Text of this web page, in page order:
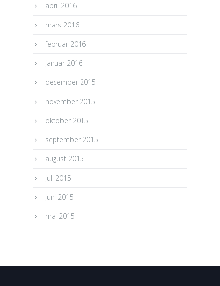
april 2016
mars 2016
februar 2016
januar 2016
desember 2015
november 2015
oktober 2015
september 2015
august 2015
juli 2015
juni 2015
mai 2015